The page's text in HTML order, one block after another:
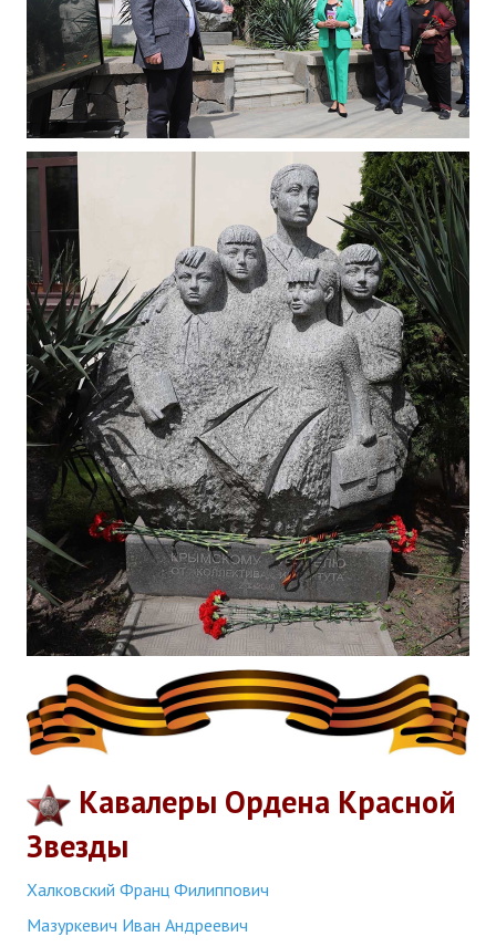
Кавалеры Ордена Красной
Звезды
Халковский Франц Филиппович
Мазуркевич Иван Андреевич